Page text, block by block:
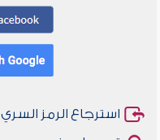
استرجاع الرمز السري